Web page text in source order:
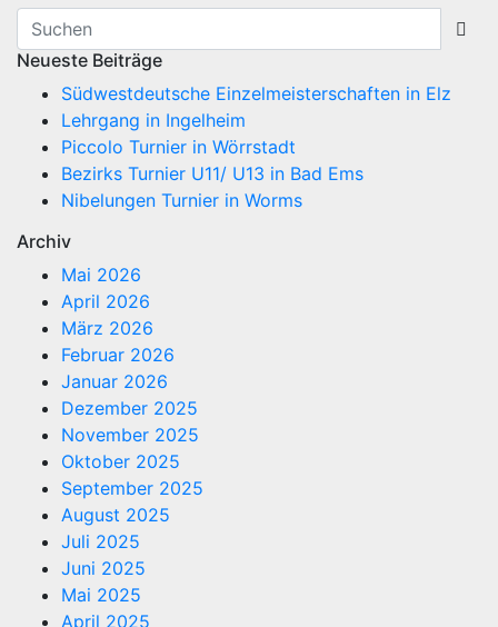
Neueste Beiträge
Südwestdeutsche Einzelmeisterschaften in Elz
Lehrgang in Ingelheim
Piccolo Turnier in Wörrstadt
Bezirks Turnier U11/ U13 in Bad Ems
Nibelungen Turnier in Worms
Archiv
Mai 2026
April 2026
März 2026
Februar 2026
Januar 2026
Dezember 2025
November 2025
Oktober 2025
September 2025
August 2025
Juli 2025
Juni 2025
Mai 2025
April 2025